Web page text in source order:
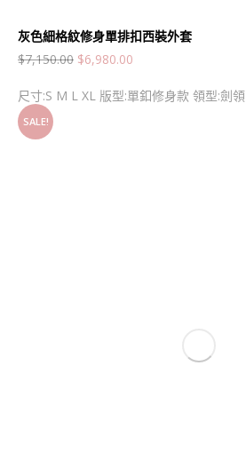
灰色細格紋修身單排扣西裝外套
$7,150.00 $6,980.00
尺寸:S M L XL 版型:單釦修身款 領型:劍領
SALE!